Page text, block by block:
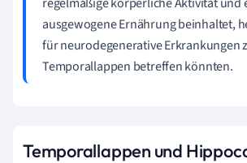
ausgewogene Ernährung beinhaltet,
für neurodegenerative Erkrankungen
Temporallappen betreffen könnten.
Temporallappen und